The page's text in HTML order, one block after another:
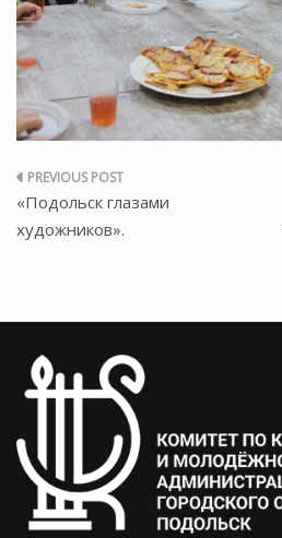
Навигация
по
«Подольск глазами
художников».